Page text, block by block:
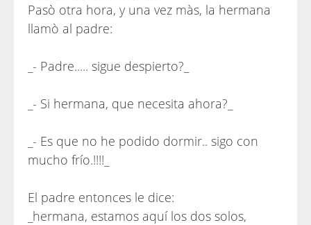
Pasò otra hora, y una vez màs, la hermana
llamò al padre:
_- Padre..... sigue despierto?_
_- Si hermana, que necesita ahora?_
_- Es que no he podido dormir.. sigo con
mucho frío.!!!!_
El padre entonces le dice:
_hermana, estamos aquí los dos solos,